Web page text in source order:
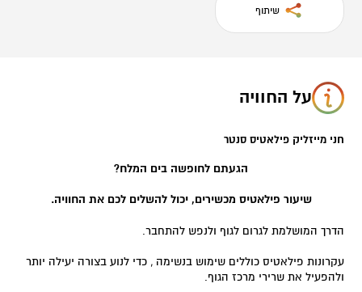
שיתוף
על החוויה
חני מייזליק פילאטיס סנטר
הגעתם לחופשה בים המלח?
שיעור פילאטיס מכשירים, יכול להשלים לכם את החוויה.
הדרך המושלמת לגרום לגוף ולנפש להתחבר.
עקרונות פילאטיס כוללים שימוש בנשימה , כדי לנוע בצורה יעילה יותר
ולהפעיל את שרירי מרכז הגוף.